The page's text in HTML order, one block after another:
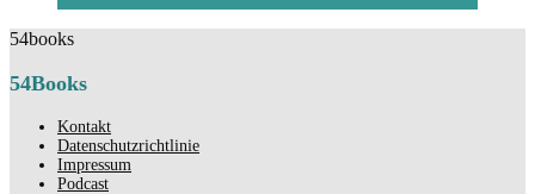
54books
54Books
Kontakt
Datenschutzrichtlinie
Impressum
Podcast